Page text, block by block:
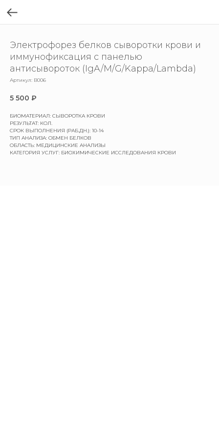
Электрофорез белков сыворотки крови и
иммунофиксация с панелью
антисывороток (IgA/M/G/Kappa/Lambda)
Артикул: B006
5 500 ₽
БИОМАТЕРИАЛ: СЫВОРОТКА КРОВИ
РЕЗУЛЬТАТ: КОЛ.
СРОК ВЫПОЛНЕНИЯ (РАБ.ДН.): 10-14
ТИП АНАЛИЗА: ОБМЕН БЕЛКОВ
ОБЛАСТЬ: МЕДИЦИНСКИЕ АНАЛИЗЫ
КАТЕГОРИЯ УСЛУГ: БИОХИМИЧЕСКИЕ ИССЛЕДОВАНИЯ КРОВИ